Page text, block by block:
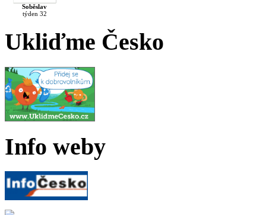
Soběslav
týden 32
Ukliďme Česko
Info weby